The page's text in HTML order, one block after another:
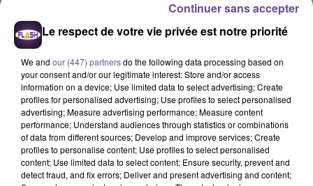
SIENNA SPIRO
Die On This Hill
JULIEN LIEB
Dis-Moi Où
5h07
5h07
47TER
Superstar
Le respect de votre vie privée est notre priorité
We and our (447) partnersdo the following data processing based on
your consent and/or our legitimate interest: Store and/or access
information on a device; Use limited data to select advertising; Create
profiles for personalised advertising; Use profiles to select personalised
advertising; Measure advertising performance; Measure content
performance; Understand audiences through statistics or combinations
of data from different sources; Develop and improve services; Create
profiles to personalise content; Use profiles to select personalised
content; Use limited data to select content; Ensure security, prevent and
detect fraud, and fix errors; Deliver and present advertising and content;
Continuer sans accepter